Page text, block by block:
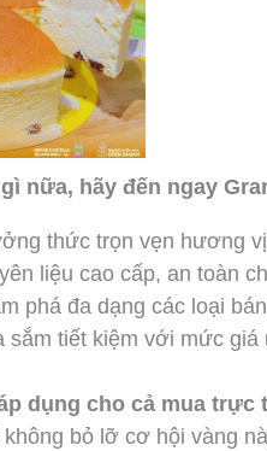
nữa, hãy đến ngay
thức trọn vẹn hương
liệu cao cấp, an toàn
phá đa dạng các loại
sắm tiết kiệm với mức
dụng cho cả mua trực
bỏ lỡ cơ hội vàng